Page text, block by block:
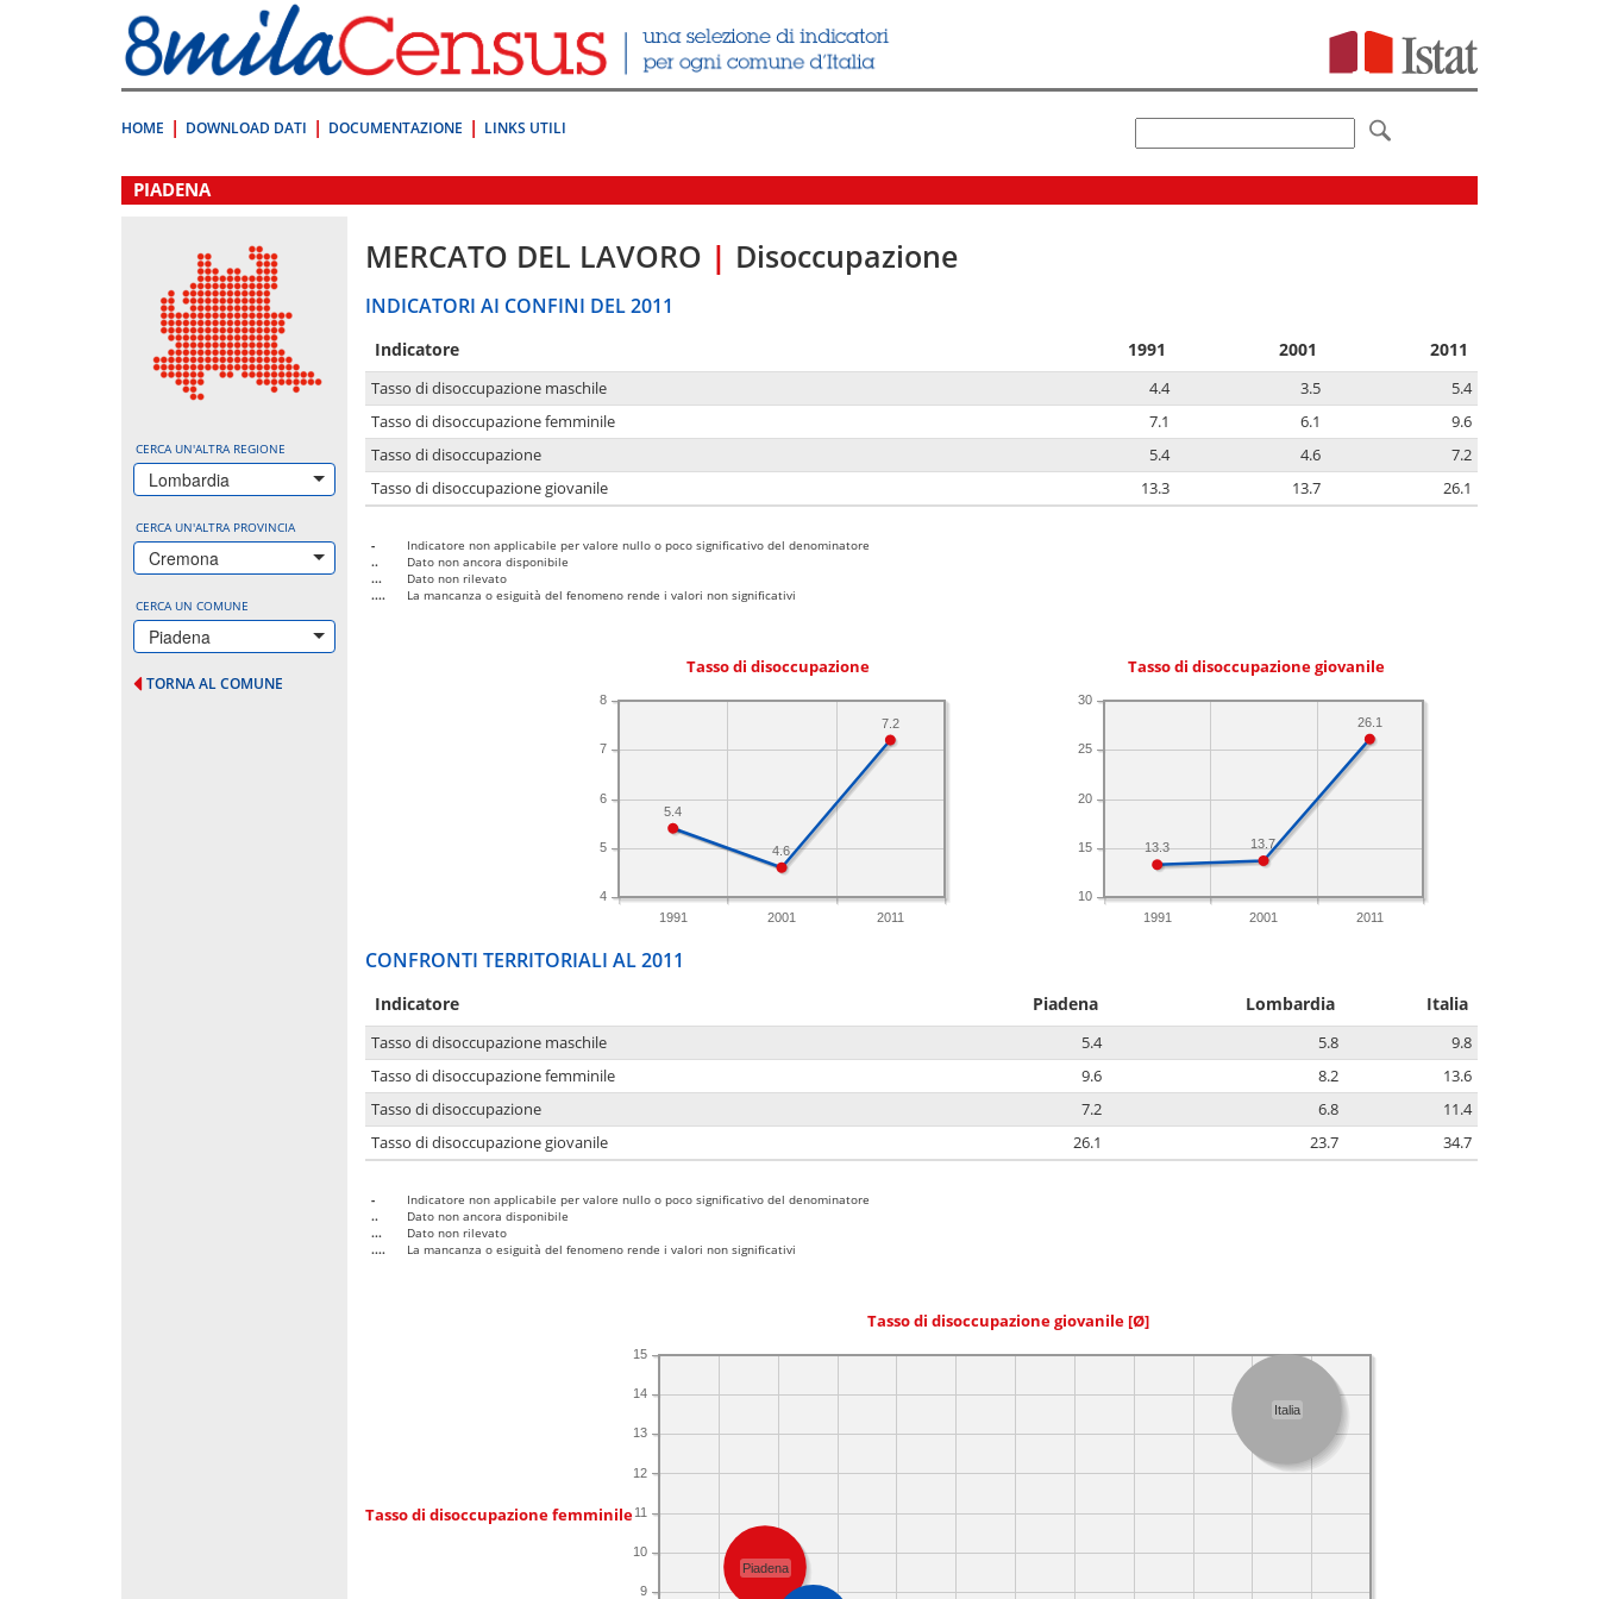
direttamente
a:
Contenuto
HOME DOWNLOAD DATI DOCUMENTAZIONE LINKS UTILI
.
PIADENA
CERCA UN'ALTRA REGIONE
Lombardia
CERCA UN'ALTRA PROVINCIA
Cremona
CERCA UN COMUNE
Piadena
TORNA AL COMUNE
MERCATO DEL LAVORO | Disoccupazione
INDICATORI AI CONFINI DEL 2011
Indicatore 1991 2001 2011
Tasso di disoccupazione maschile 4.4 3.5
5.4
Tasso di disoccupazione femminile
7.1 6.1
9.6
Tasso di disoccupazione
5.4 4.6
7.2
Tasso di disoccupazione giovanile
13.3 13.7 26.1
-
Indicatore non applicabile per valore nullo o poco significativo del denominatore
..
Dato non ancora disponibile
...
Dato non rilevato
....
La mancanza o esiguità del fenomeno rende i valori non significativi
Tasso di disoccupazione
1991 2001 2011
4
5
6
7
8
7.2
4.6
5.4
Tasso di disoccupazione giovanile
1991 2001 2011
10
15
20
25
30
26.1
13.7
13.3
CONFRONTI TERRITORIALI AL 2011
Indicatore Piadena Lombardia Italia
Tasso di disoccupazione maschile 5.4 5.8
9.8
Tasso di disoccupazione femminile
9.6 8.2
13.6
Tasso di disoccupazione
7.2 6.8
11.4
Tasso di disoccupazione giovanile
26.1 23.7 34.7
-
Indicatore non applicabile per valore nullo o poco significativo del denominatore
..
Dato non ancora disponibile
...
Dato non rilevato
....
La mancanza o esiguità del fenomeno rende i valori non significativi
Tasso di disoccupazione giovanile [Ø]
Tasso di disoccupazione femminile
9
10
11
12
13
14
15
Italia
Piadena